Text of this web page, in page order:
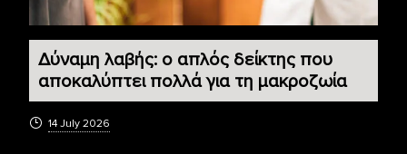
Δύναμη λαβής: ο απλός δείκτης που
αποκαλύπτει πολλά για τη μακροζωία
14 July 2026